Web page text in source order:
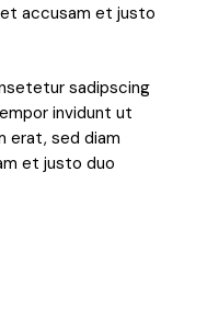
accusam et justo
sadipscing
invidunt ut
erat, sed diam
et justo duo